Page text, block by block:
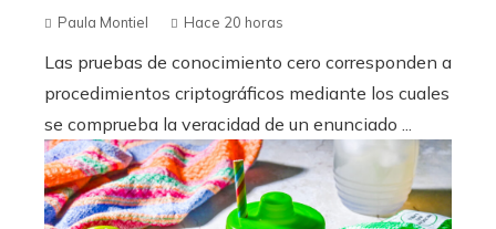
Paula Montiel Hace 20 horas
Las pruebas de conocimiento cero corresponden a
procedimientos criptográficos mediante los cuales
se comprueba la veracidad de un enunciado ...